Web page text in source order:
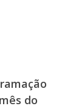
do